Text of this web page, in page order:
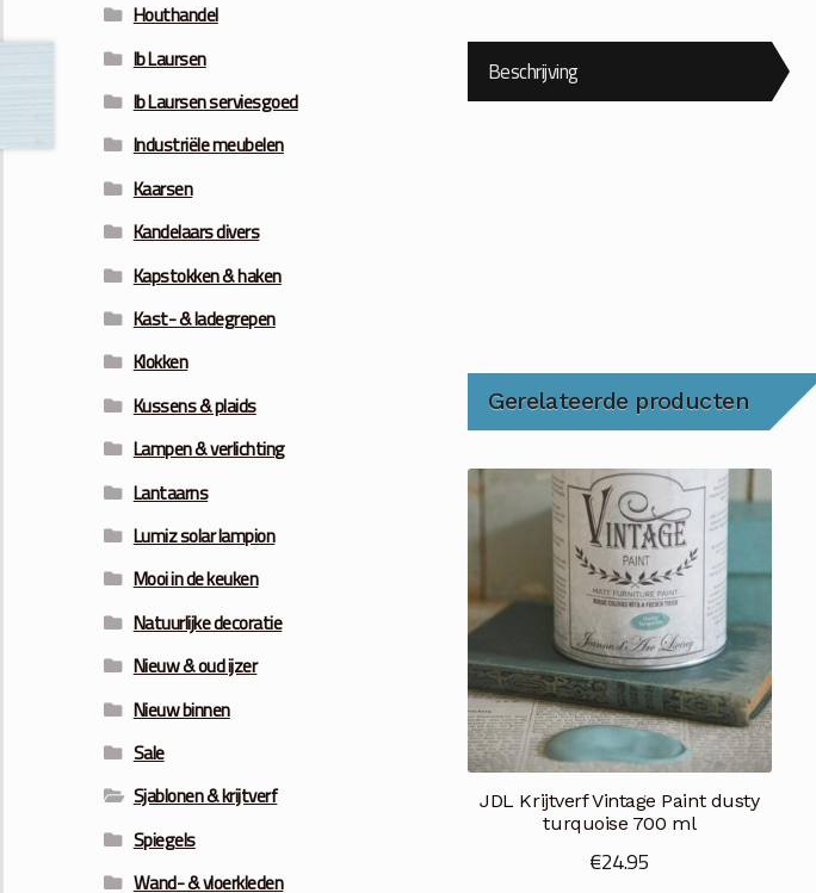
Beschrijving
Gerelateerde producten
JDL Krijtverf Vintage Paint dusty
turquoise 700 ml
€24.95
Houthandel
Ib Laursen
Ib Laursen serviesgoed
Industriële meubelen
Kaarsen
Kandelaars divers
Kapstokken & haken
Kast- & ladegrepen
Klokken
Kussens & plaids
Lampen & verlichting
Lantaarns
Lumiz solar lampion
Mooi in de keuken
Natuurlijke decoratie
Nieuw & oud ijzer
Nieuw binnen
Sale
Sjablonen & krijtverf
Spiegels
Wand- & vloerkleden